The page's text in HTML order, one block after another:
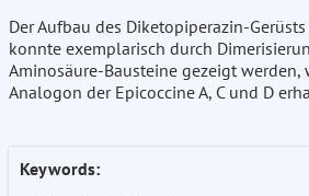
Der Aufbau des Diketopiperazin-
konnte exemplarisch durch
Aminosäure-Bausteine gezeigt werden,
Analogon der Epicoccine A, C und D
Keywords: